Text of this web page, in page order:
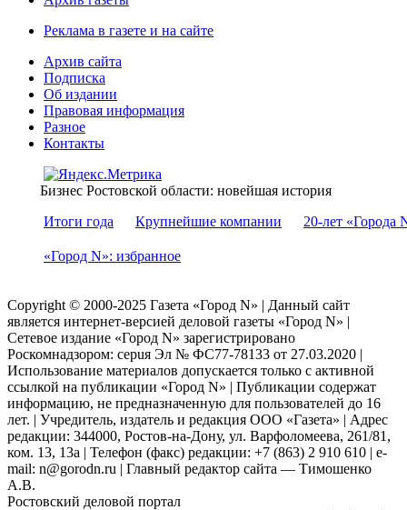
Реклама в газете и на сайте
Архив сайта
Подписка
Об издании
Правовая информация
Разное
Контакты
Бизнес Ростовской области: новейшая история
Итоги года
Крупнейшие компании 20-лет «Города
«Город N»: избранное
Copyright © 2000-2025 Газета «Город N» | Данный сайт
является интернет-версией деловой газеты «Город N» |
Сетевое издание «Город N» зарегистрировано
Роскомнадзором: серuя Эл № ФС77-78133 от 27.03.2020 |
Использование материалов допускается только с активной
ссылкой на публикации «Город N» | Публикации содержат
информацию, не предназначенную для пользователей до 16
лет. | Учредитель, издатель и редакция ООО «Газета» | Адрес
редакции: 344000, Ростов-на-Дону, ул. Варфоломеева, 261/81,
ком. 13, 13а | Телефон (факс) редакции: +7 (863) 2 910 610 | e-
mail: n@gorodn.ru | Главный редактор сайта — Тимошенко
А.В.
Ростовский деловой портал